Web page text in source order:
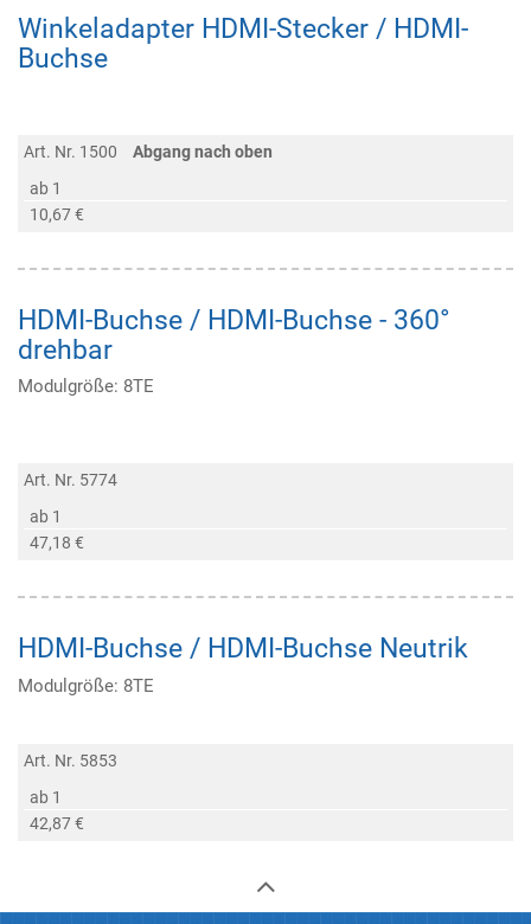
Winkeladapter HDMI-Stecker / HDMI-
Buchse
Art. Nr. 1500
Abgang nach oben
ab 1
10,67 €
HDMI-Buchse / HDMI-Buchse - 360°
drehbar
Modulgröße: 8TE
Art. Nr. 5774
ab 1
47,18 €
HDMI-Buchse / HDMI-Buchse Neutrik
Modulgröße: 8TE
Art. Nr. 5853
ab 1
42,87 €